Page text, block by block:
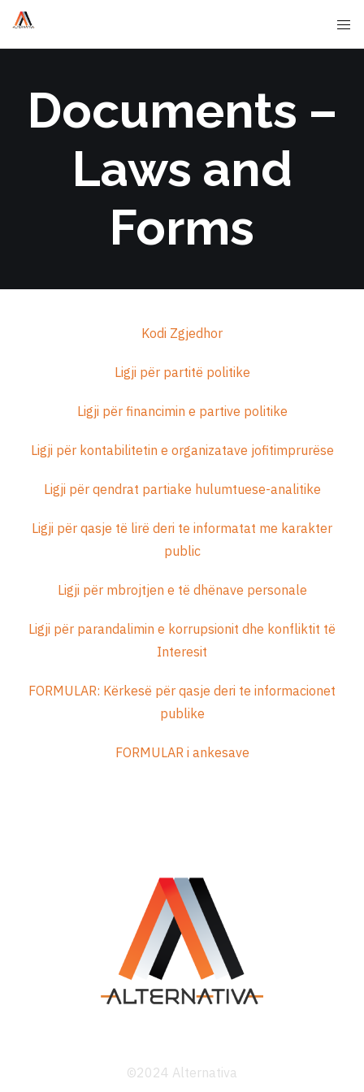
Documents –
Laws and
Forms
Kodi Zgjedhor
Ligji për partitë politike
Ligji për financimin e partive politike
Ligji për kontabilitetin e organizatave jofitimprurëse
Ligji për qendrat partiake hulumtuese-analitike
Ligji për qasje të lirë deri te informatat me karakter
public
Ligji për mbrojtjen e të dhënave personale
Ligji për parandalimin e korrupsionit dhe konfliktit të
Interesit
FORMULAR: Kërkesë për qasje deri te informacionet
publike
FORMULAR i ankesave
©2024 Alternativa